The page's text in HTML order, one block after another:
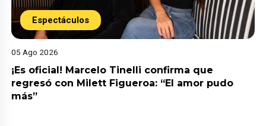
Espectáculos
05 Ago 2026
¡Es oficial! Marcelo Tinelli confirma que
regresó con Milett Figueroa: “El amor pudo
más”